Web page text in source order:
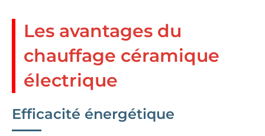
Les avantages du
chauffage céramique
électrique
Efficacité énergétique